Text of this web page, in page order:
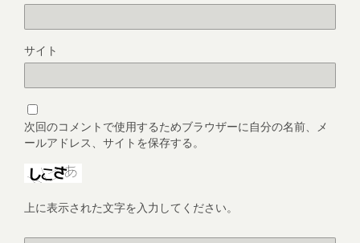
サイト
次回のコメントで使用するためブラウザーに自分の名前、メ
ールアドレス、サイトを保存する。
上に表示された文字を入力してください。